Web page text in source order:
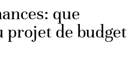
que
de budget